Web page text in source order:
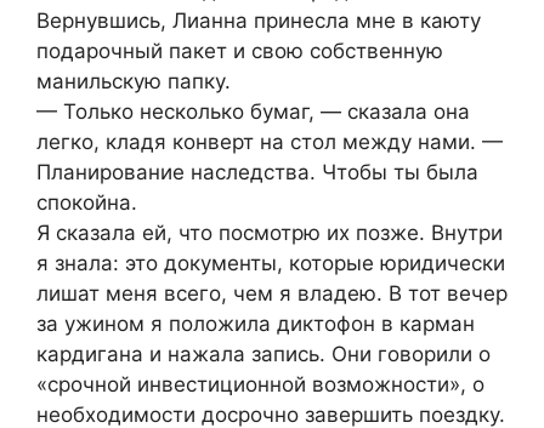
Вернувшись, Лианна принесла мне в каюту
подарочный пакет и свою собственную
манильскую папку.
— Только несколько бумаг, — сказала она
легко, кладя конверт на стол между нами. —
Планирование наследства. Чтобы ты была
спокойна.
Я сказала ей, что посмотрю их позже. Внутри
я знала: это документы, которые юридически
лишат меня всего, чем я владею. В тот вечер
за ужином я положила диктофон в карман
кардигана и нажала запись. Они говорили о
«срочной инвестиционной возможности», о
необходимости досрочно завершить поездку.